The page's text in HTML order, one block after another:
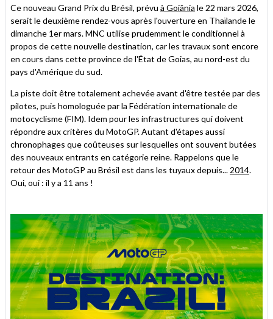
Ce nouveau Grand Prix du Brésil, prévu à Goiânia le 22 mars 2026,
serait le deuxième rendez-vous après l'ouverture en Thaïlande le
dimanche 1er mars. MNC utilise prudemment le conditionnel à
propos de cette nouvelle destination, car les travaux sont encore
en cours dans cette province de l'État de Goias, au nord-est du
pays d'Amérique du sud.
La piste doit être totalement achevée avant d'être testée par des
pilotes, puis homologuée par la Fédération internationale de
motocyclisme (FIM). Idem pour les infrastructures qui doivent
répondre aux critères du MotoGP. Autant d'étapes aussi
chronophages que coûteuses sur lesquelles ont souvent butées
des nouveaux entrants en catégorie reine. Rappelons que le
retour des MotoGP au Brésil est dans les tuyaux depuis... 2014.
Oui, oui : il y a 11 ans !